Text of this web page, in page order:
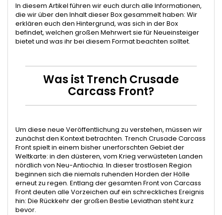
In diesem Artikel führen wir euch durch alle Informationen,
die wir über den Inhalt dieser Box gesammelt haben: Wir
erklären euch den Hintergrund, was sich in der Box
befindet, welchen großen Mehrwert sie für Neueinsteiger
bietet und was ihr bei diesem Format beachten solltet.
Was ist Trench Crusade
Carcass Front?
Um diese neue Veröffentlichung zu verstehen, müssen wir
zunächst den Kontext betrachten. Trench Crusade Carcass
Front spielt in einem bisher unerforschten Gebiet der
Weltkarte: in den düsteren, vom Krieg verwüsteten Landen
nördlich von Neu-Antiochia. In dieser trostlosen Region
beginnen sich die niemals ruhenden Horden der Hölle
erneut zu regen. Entlang der gesamten Front von Carcass
Front deuten alle Vorzeichen auf ein schreckliches Ereignis
hin: Die Rückkehr der großen Bestie Leviathan steht kurz
bevor.